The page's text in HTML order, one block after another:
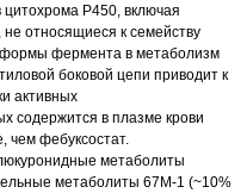
P450, включая
относящиеся к семейству
фермента в метаболизм
боковой цепи приводит к
активных
содержится в плазме крови
чем фебуксостат.
метаболиты
метаболиты 67M-1 (~10%